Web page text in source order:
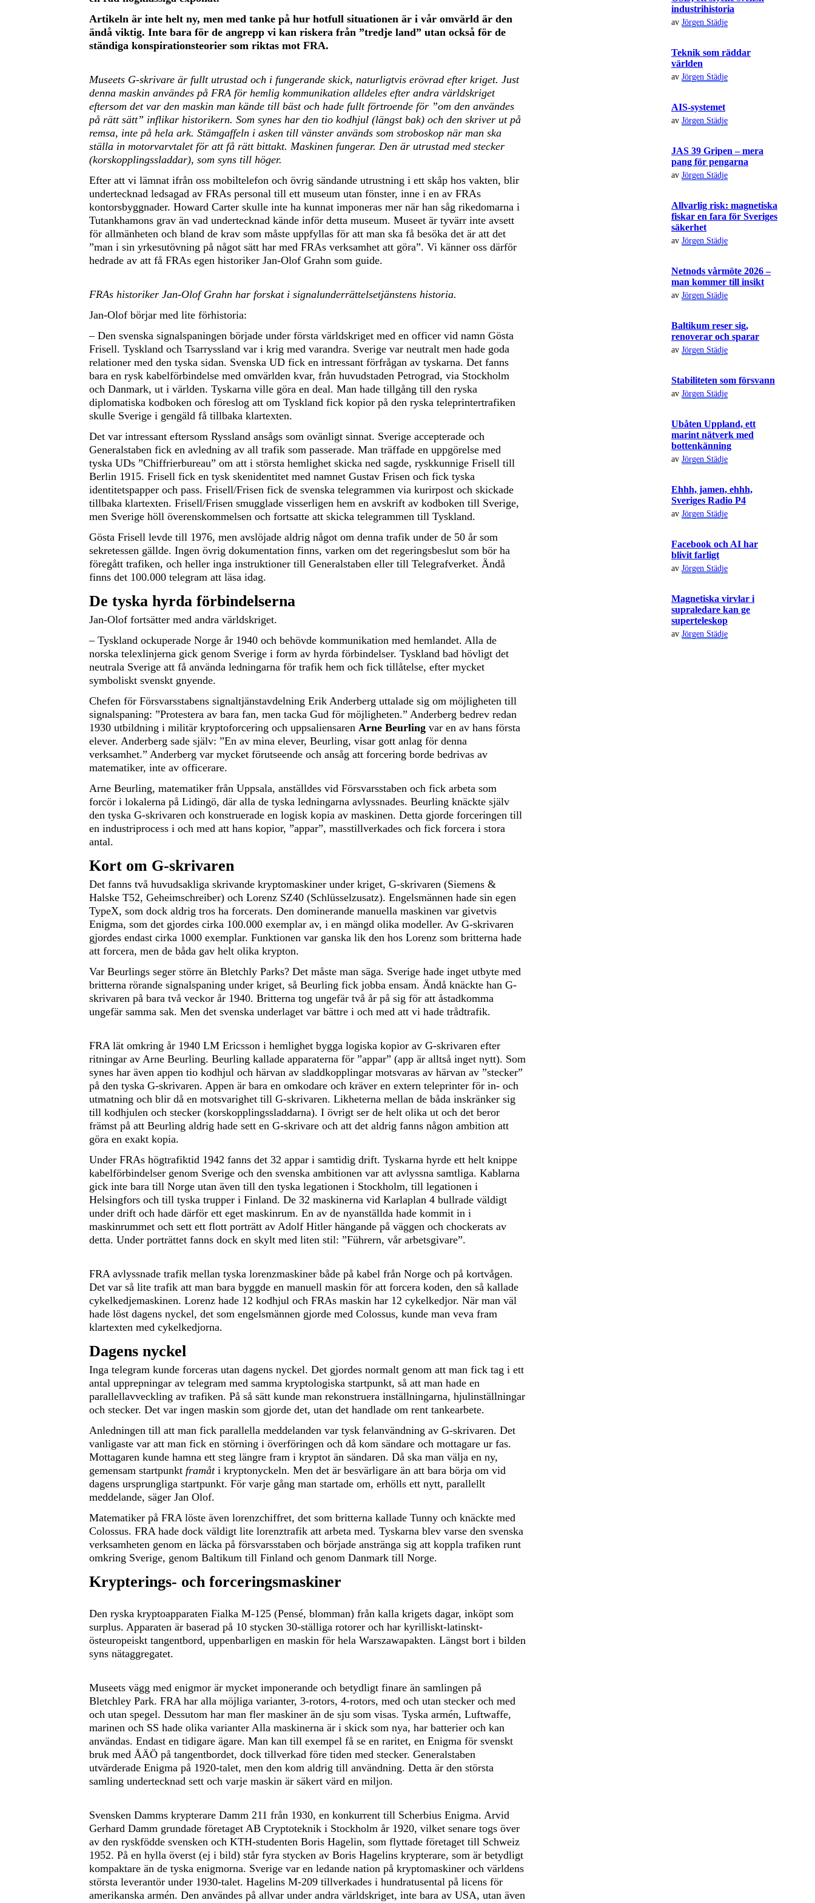
Artikeln är inte helt ny, men med tanke på hur hotfull situationen är i vår omvärld är den
ändå viktig. Inte bara för de angrepp vi kan riskera från ”tredje land” utan också för de
ständiga konspirationsteorier som riktas mot FRA.
Museets G-skrivare är fullt utrustad och i fungerande skick, naturligtvis erövrad efter kriget. Just
denna maskin användes på FRA för hemlig kommunikation alldeles efter andra världskriget
eftersom det var den maskin man kände till bäst och hade fullt förtroende för ”om den användes
på rätt sätt” inflikar historikern. Som synes har den tio kodhjul (längst bak) och den skriver ut på
remsa, inte på hela ark. Stämgaffeln i asken till vänster används som stroboskop när man ska
ställa in motorvarvtalet för att få rätt bittakt. Maskinen fungerar. Den är utrustad med stecker
(korskopplingssladdar), som syns till höger.
Efter att vi lämnat ifrån oss mobiltelefon och övrig sändande utrustning i ett skåp hos vakten, blir
undertecknad ledsagad av FRAs personal till ett museum utan fönster, inne i en av FRAs
kontorsbyggnader. Howard Carter skulle inte ha kunnat imponeras mer när han såg rikedomarna i
Tutankhamons grav än vad undertecknad kände inför detta museum. Museet är tyvärr inte avsett
för allmänheten och bland de krav som måste uppfyllas för att man ska få besöka det är att det
”man i sin yrkesutövning på något sätt har med FRAs verksamhet att göra”. Vi känner oss därför
hedrade av att få FRAs egen historiker Jan-Olof Grahn som guide.
FRAs historiker Jan-Olof Grahn har forskat i signalunderrättelsetjänstens historia.
Jan-Olof börjar med lite förhistoria:
– Den svenska signalspaningen började under första världskriget med en officer vid namn Gösta
Frisell. Tyskland och Tsarryssland var i krig med varandra. Sverige var neutralt men hade goda
relationer med den tyska sidan. Svenska UD fick en intressant förfrågan av tyskarna. Det fanns
bara en rysk kabelförbindelse med omvärlden kvar, från huvudstaden Petrograd, via Stockholm
och Danmark, ut i världen. Tyskarna ville göra en deal. Man hade tillgång till den ryska
diplomatiska kodboken och föreslog att om Tyskland fick kopior på den ryska teleprintertrafiken
skulle Sverige i gengäld få tillbaka klartexten.
Det var intressant eftersom Ryssland ansågs som ovänligt sinnat. Sverige accepterade och
Generalstaben fick en avledning av all trafik som passerade. Man träffade en uppgörelse med
tyska UDs ”Chiffrierbureau” om att i största hemlighet skicka ned sagde, ryskkunnige Frisell till
Berlin 1915. Frisell fick en tysk skenidentitet med namnet Gustav Frisen och fick tyska
identitetspapper och pass. Frisell/Frisen fick de svenska telegrammen via kurirpost och skickade
tillbaka klartexten. Frisell/Frisen smugglade visserligen hem en avskrift av kodboken till Sverige,
men Sverige höll överenskommelsen och fortsatte att skicka telegrammen till Tyskland.
Gösta Frisell levde till 1976, men avslöjade aldrig något om denna trafik under de 50 år som
sekretessen gällde. Ingen övrig dokumentation finns, varken om det regeringsbeslut som bör ha
föregått trafiken, och heller inga instruktioner till Generalstaben eller till Telegrafverket. Ändå
finns det 100.000 telegram att läsa idag.
De tyska hyrda förbindelserna
Jan-Olof fortsätter med andra världskriget.
– Tyskland ockuperade Norge år 1940 och behövde kommunikation med hemlandet. Alla de
norska telexlinjerna gick genom Sverige i form av hyrda förbindelser. Tyskland bad hövligt det
neutrala Sverige att få använda ledningarna för trafik hem och fick tillåtelse, efter mycket
symboliskt svenskt gnyende.
Chefen för Försvarsstabens signaltjänstavdelning Erik Anderberg uttalade sig om möjligheten till
signalspaning: ”Protestera av bara fan, men tacka Gud för möjligheten.” Anderberg bedrev redan
1930 utbildning i militär kryptoforcering och uppsaliensaren Arne Beurling var en av hans första
elever. Anderberg sade själv: ”En av mina elever, Beurling, visar gott anlag för denna
verksamhet.” Anderberg var mycket förutseende och ansåg att forcering borde bedrivas av
matematiker, inte av officerare.
Arne Beurling, matematiker från Uppsala, anställdes vid Försvarsstaben och fick arbeta som
forcör i lokalerna på Lidingö, där alla de tyska ledningarna avlyssnades. Beurling knäckte själv
den tyska G-skrivaren och konstruerade en logisk kopia av maskinen. Detta gjorde forceringen till
en industriprocess i och med att hans kopior, ”appar”, masstillverkades och fick forcera i stora
antal.
Kort om G-skrivaren
Det fanns två huvudsakliga skrivande kryptomaskiner under kriget, G-skrivaren (Siemens &
Halske T52, Geheimschreiber) och Lorenz SZ40 (Schlüsselzusatz). Engelsmännen hade sin egen
TypeX, som dock aldrig tros ha forcerats. Den dominerande manuella maskinen var givetvis
Enigma, som det gjordes cirka 100.000 exemplar av, i en mängd olika modeller. Av G-skrivaren
gjordes endast cirka 1000 exemplar. Funktionen var ganska lik den hos Lorenz som britterna hade
att forcera, men de båda gav helt olika krypton.
Var Beurlings seger större än Bletchly Parks? Det måste man säga. Sverige hade inget utbyte med
britterna rörande signalspaning under kriget, så Beurling fick jobba ensam. Ändå knäckte han G-
skrivaren på bara två veckor år 1940. Britterna tog ungefär två år på sig för att åstadkomma
ungefär samma sak. Men det svenska underlaget var bättre i och med att vi hade trådtrafik.
FRA lät omkring år 1940 LM Ericsson i hemlighet bygga logiska kopior av G-skrivaren efter
ritningar av Arne Beurling. Beurling kallade apparaterna för ”appar” (app är alltså inget nytt). Som
synes har även appen tio kodhjul och härvan av sladdkopplingar motsvaras av härvan av ”stecker”
på den tyska G-skrivaren. Appen är bara en omkodare och kräver en extern teleprinter för in- och
utmatning och blir då en motsvarighet till G-skrivaren. Likheterna mellan de båda inskränker sig
till kodhjulen och stecker (korskopplingssladdarna). I övrigt ser de helt olika ut och det beror
främst på att Beurling aldrig hade sett en G-skrivare och att det aldrig fanns någon ambition att
göra en exakt kopia.
Under FRAs högtrafiktid 1942 fanns det 32 appar i samtidig drift. Tyskarna hyrde ett helt knippe
kabelförbindelser genom Sverige och den svenska ambitionen var att avlyssna samtliga. Kablarna
gick inte bara till Norge utan även till den tyska legationen i Stockholm, till legationen i
Helsingfors och till tyska trupper i Finland. De 32 maskinerna vid Karlaplan 4 bullrade väldigt
under drift och hade därför ett eget maskinrum. En av de nyanställda hade kommit in i
maskinrummet och sett ett flott porträtt av Adolf Hitler hängande på väggen och chockerats av
detta. Under porträttet fanns dock en skylt med liten stil: ”Führern, vår arbetsgivare”.
FRA avlyssnade trafik mellan tyska lorenzmaskiner både på kabel från Norge och på kortvågen.
Det var så lite trafik att man bara byggde en manuell maskin för att forcera koden, den så kallade
cykelkedjemaskinen. Lorenz hade 12 kodhjul och FRAs maskin har 12 cykelkedjor. När man väl
hade löst dagens nyckel, det som engelsmännen gjorde med Colossus, kunde man veva fram
klartexten med cykelkedjorna.
Dagens nyckel
Inga telegram kunde forceras utan dagens nyckel. Det gjordes normalt genom att man fick tag i ett
antal upprepningar av telegram med samma kryptologiska startpunkt, så att man hade en
parallellavveckling av trafiken. På så sätt kunde man rekonstruera inställningarna, hjulinställningar
och stecker. Det var ingen maskin som gjorde det, utan det handlade om rent tankearbete.
Anledningen till att man fick parallella meddelanden var tysk felanvändning av G-skrivaren. Det
vanligaste var att man fick en störning i överföringen och då kom sändare och mottagare ur fas.
Mottagaren kunde hamna ett steg längre fram i kryptot än sändaren. Då ska man välja en ny,
gemensam startpunkt framåti kryptonyckeln. Men det är besvärligare än att bara börja om vid
dagens ursprungliga startpunkt. För varje gång man startade om, erhölls ett nytt, parallellt
meddelande, säger Jan Olof.
Matematiker på FRA löste även lorenzchiffret, det som britterna kallade Tunny och knäckte med
Colossus. FRA hade dock väldigt lite lorenztrafik att arbeta med. Tyskarna blev varse den svenska
verksamheten genom en läcka på försvarsstaben och började anstränga sig att koppla trafiken runt
omkring Sverige, genom Baltikum till Finland och genom Danmark till Norge.
Krypterings- och forceringsmaskiner
Den ryska kryptoapparaten Fialka M-125 (Pensé, blomman) från kalla krigets dagar, inköpt som
surplus. Apparaten är baserad på 10 stycken 30-ställiga rotorer och har kyrilliskt-latinskt-
östeuropeiskt tangentbord, uppenbarligen en maskin för hela Warszawapakten. Längst bort i bilden
syns nätaggregatet.
Museets vägg med enigmor är mycket imponerande och betydligt finare än samlingen på
Bletchley Park. FRA har alla möjliga varianter, 3-rotors, 4-rotors, med och utan stecker och med
och utan spegel. Dessutom har man fler maskiner än de sju som visas. Tyska armén, Luftwaffe,
marinen och SS hade olika varianter Alla maskinerna är i skick som nya, har batterier och kan
användas. Endast en tidigare ägare. Man kan till exempel få se en raritet, en Enigma för svenskt
bruk med ÅÄÖ på tangentbordet, dock tillverkad före tiden med stecker. Generalstaben
utvärderade Enigma på 1920-talet, men den kom aldrig till användning. Detta är den största
samling undertecknad sett och varje maskin är säkert värd en miljon.
Svensken Damms krypterare Damm 211 från 1930, en konkurrent till Scherbius Enigma. Arvid
Gerhard Damm grundade företaget AB Cryptoteknik i Stockholm år 1920, vilket senare togs över
av den ryskfödde svensken och KTH-studenten Boris Hagelin, som flyttade företaget till Schweiz
1952. På en hylla överst (ej i bild) står fyra stycken av Boris Hagelins krypterare, som är betydligt
kompaktare än de tyska enigmorna. Sverige var en ledande nation på kryptomaskiner och världens
största leverantör under 1930-talet. Hagelins M-209 tillverkades i hundratusental på licens för
amerikanska armén. Den användes på allvar under andra världskriget, inte bara av USA, utan även
industrihistoria
av Jörgen Städje
Teknik som räddar
världen
av Jörgen Städje
AIS-systemet
av Jörgen Städje
JAS 39 Gripen – mera
pang för pengarna
av Jörgen Städje
Allvarlig risk: magnetiska
fiskar en fara för Sveriges
säkerhet
av Jörgen Städje
Netnods vårmöte 2026 –
man kommer till insikt
av Jörgen Städje
Baltikum reser sig,
renoverar och sparar
av Jörgen Städje
Stabiliteten som försvann
av Jörgen Städje
Ubåten Uppland, ett
marint nätverk med
bottenkänning
av Jörgen Städje
Ehhh, jamen, ehhh,
Sveriges Radio P4
av Jörgen Städje
Facebook och AI har
blivit farligt
av Jörgen Städje
Magnetiska virvlar i
supraledare kan ge
superteleskop
av Jörgen Städje